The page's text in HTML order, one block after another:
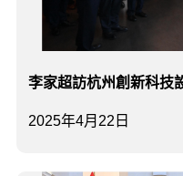
2025年4月22日
李家超訪杭州創新科技